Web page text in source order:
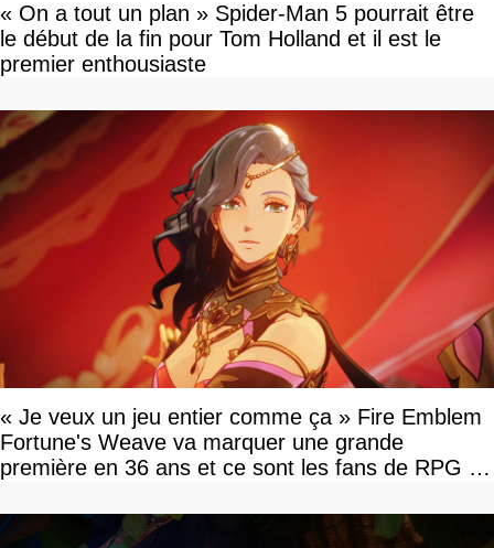
« On a tout un plan » Spider-Man 5 pourrait être
le début de la fin pour Tom Holland et il est le
premier enthousiaste
« Je veux un jeu entier comme ça » Fire Emblem
Fortune's Weave va marquer une grande
première en 36 ans et ce sont les fans de RPG en